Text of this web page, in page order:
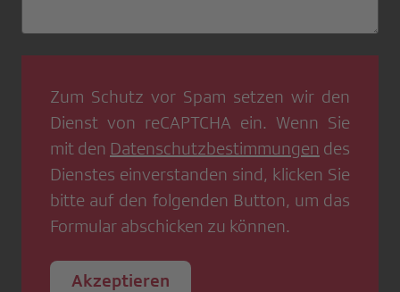
Zum Schutz vor Spam setzen wir den
Dienst von reCAPTCHA ein. Wenn Sie
mit den Datenschutzbestimmungen des
Dienstes einverstanden sind, klicken Sie
bitte auf den folgenden Button, um das
Formular abschicken zu können.
Akzeptieren